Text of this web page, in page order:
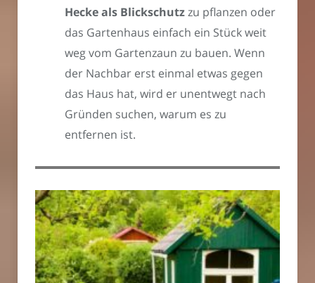
Hecke als Blickschutzzu pflanzen oder
das Gartenhaus einfach ein Stück weit
weg vom Gartenzaun zu bauen. Wenn
der Nachbar erst einmal etwas gegen
das Haus hat, wird er unentwegt nach
Gründen suchen, warum es zu
entfernen ist.